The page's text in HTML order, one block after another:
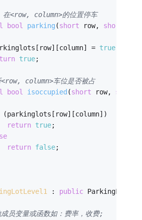
<row, column>的位置停车
bool parking (short row, short
=
true
true;
column>车位是否被占
bool isoccupied (short row, short
(parkinglots[row][column])
return true;
return false;
: public
员变量或函数如：费率，收费;